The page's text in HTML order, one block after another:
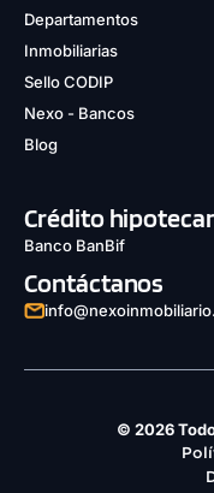
Departamentos
Inmobiliarias
Sello CODIP
Nexo - Bancos
Blog
Crédito
Banco BanBif
Contáctanos
© 2026